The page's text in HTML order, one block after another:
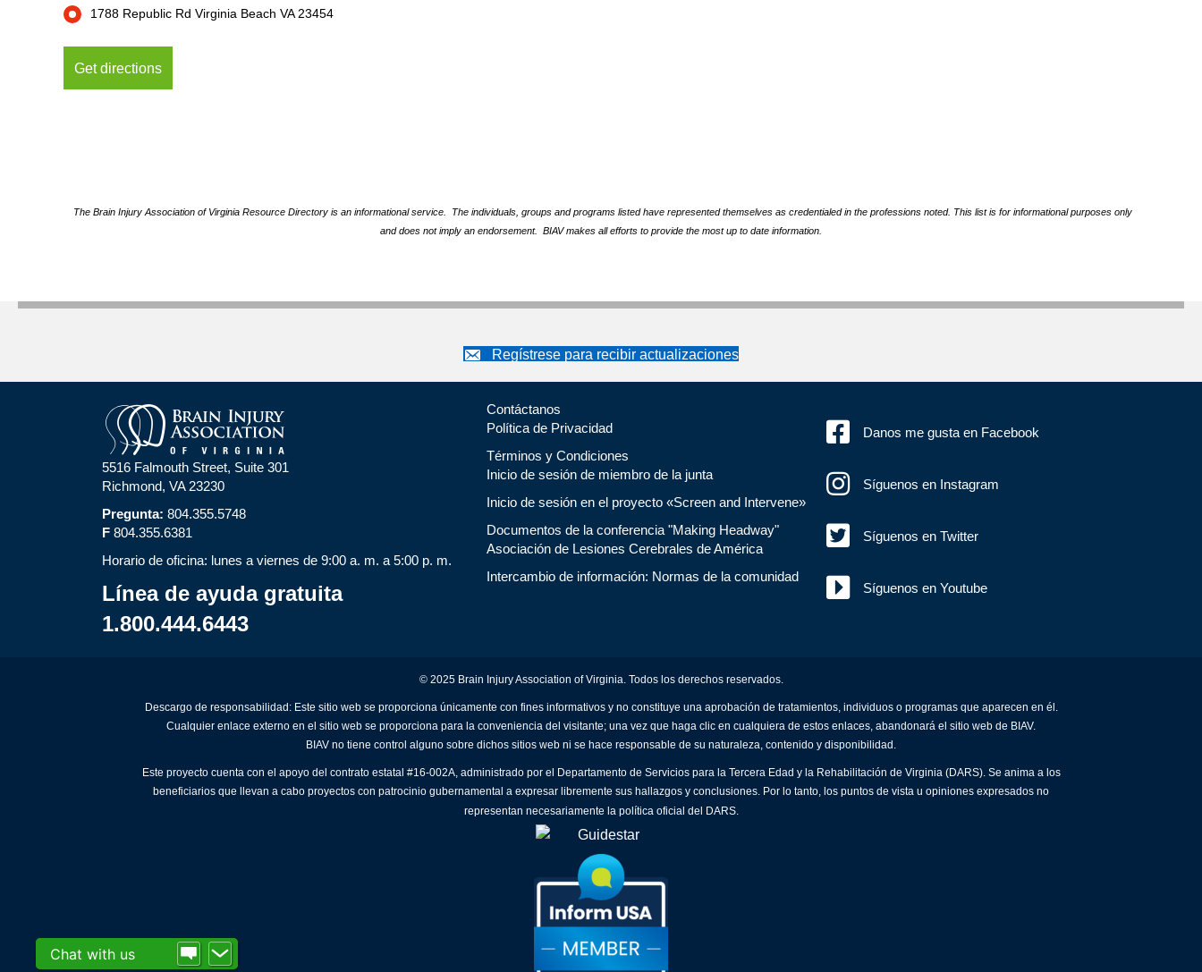
1788 Republic Rd Virginia Beach VA 23454
The Brain Injury Association of Virginia Resource Directory is an informational service. The individuals, groups and programs listed have represented themselves as credentialed in the professions noted. This list is for informational purposes only
and does not imply an endorsement. BIAV makes all efforts to provide the most up to date information.
Regístrese para recibir actualizaciones
5516 Falmouth Street, Suite 301
Richmond, VA 23230
Pregunta: 804.355.5748
F 804.355.6381
Horario de oficina: lunes a viernes de 9:00 a. m. a 5:00 p. m.
Línea de ayuda gratuita
1.800.444.6443
Contáctanos
Política de Privacidad
Términos y Condiciones
Inicio de sesión de miembro de la junta
Inicio de sesión en el proyecto «Screen and Intervene»
Documentos de la conferencia "Making Headway"
Asociación de Lesiones Cerebrales de América
Intercambio de información: Normas de la comunidad
Danos me gusta en Facebook
Síguenos en Instagram
Síguenos en Twitter
Síguenos en Youtube
© 2025 Brain Injury Association of Virginia. Todos los derechos reservados.
Descargo de responsabilidad: Este sitio web se proporciona únicamente con fines informativos y no constituye una aprobación de tratamientos, individuos o programas que aparecen en él.
Cualquier enlace externo en el sitio web se proporciona para la conveniencia del visitante; una vez que haga clic en cualquiera de estos enlaces, abandonará el sitio web de BIAV.
BIAV no tiene control alguno sobre dichos sitios web ni se hace responsable de su naturaleza, contenido y disponibilidad.
Este proyecto cuenta con el apoyo del contrato estatal #16-002A, administrado por el Departamento de Servicios para la Tercera Edad y la Rehabilitación de Virginia (DARS). Se anima a los
beneficiarios que llevan a cabo proyectos con patrocinio gubernamental a expresar libremente sus hallazgos y conclusiones. Por lo tanto, los puntos de vista u opiniones expresados no
representan necesariamente la política oficial del DARS.
Chat with us